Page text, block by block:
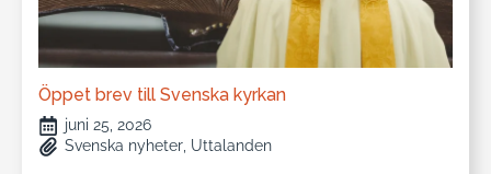
Öppet brev till Svenska kyrkan
juni 25, 2026
Svenska nyheter Uttalanden